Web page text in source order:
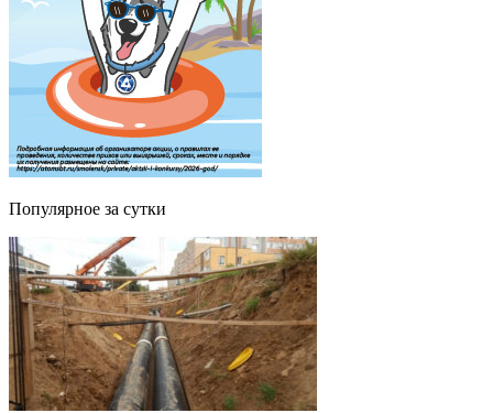
Популярное за сутки